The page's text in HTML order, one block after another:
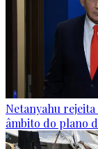
Netanyahu
âmbito do plano